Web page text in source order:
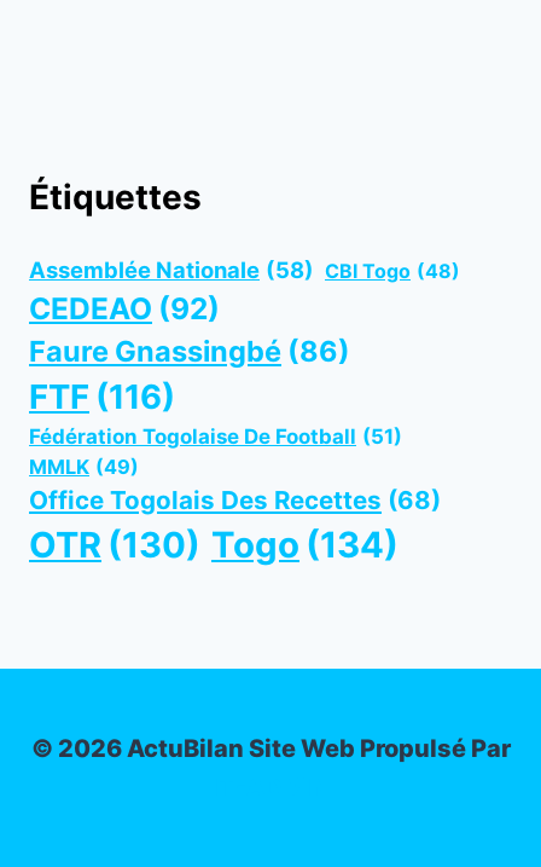
Étiquettes
Assemblée Nationale (58) CBI Togo (48)
CEDEAO (92)
Faure Gnassingbé (86)
FTF (116)
Fédération Togolaise De Football (51)
MMLK (49)
Office Togolais Des Recettes (68)
OTR (130) Togo (134)
© 2026 ActuBilan Site Web Propulsé Par